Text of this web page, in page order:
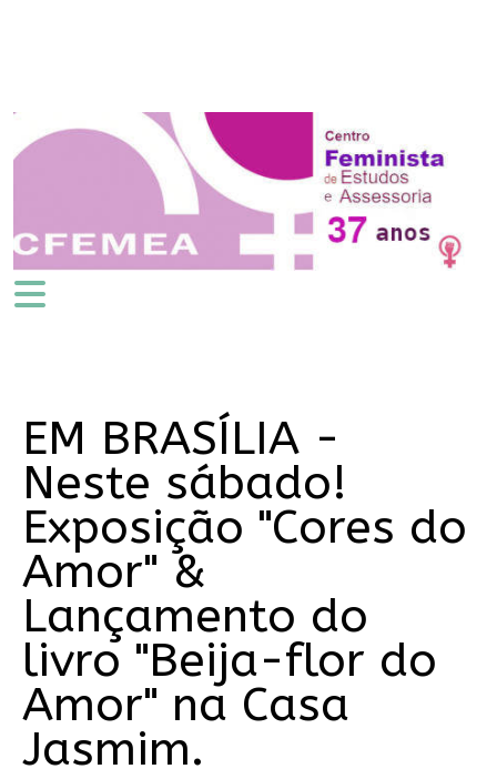
EM BRASÍLIA -
Neste sábado!
Exposição "Cores do
Amor" &
Lançamento do
livro "Beija-flor do
Amor" na Casa
Jasmim.